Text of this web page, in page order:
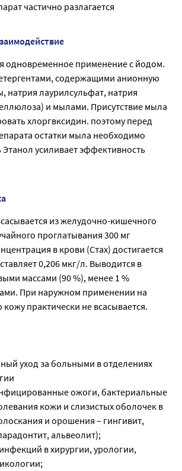
частично разлагается
одновременное применение с йодом.
содержащими анионную
натрия лаурилсульфат, натрия
и мылами. Присутствие мыла
хлоргвксидин. поэтому перед
остатки мыла необходимо
усиливает эффективность
из желудочно-кишечного
проглатывания 300 мг
в крови (Стах) достигается
0,206 мкг/л. Выводится в
массами (90 %), менее 1 %
При наружном применении на
практически не всасывается.
уход за больными в отделениях
ожоги, бактериальные
кожи и слизистых оболочек в
и орошения – гингивит,
альвеолит);
в хирургии, урологии,